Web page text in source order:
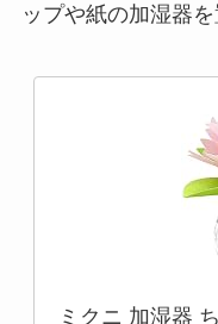
ップや紙の加湿器
ミクニ 加湿器